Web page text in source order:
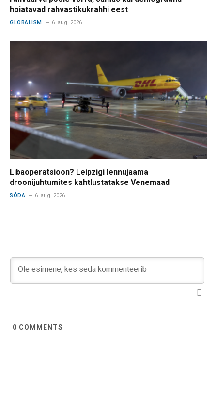
hoiatavad rahvastikukrahhi eest
GLOBALISM 6. aug. 2026
Libaoperatsioon? Leipzigi lennujaama
droonijuhtumites kahtlustatakse Venemaad
SÕDA 6. aug. 2026
0 COMMENTS